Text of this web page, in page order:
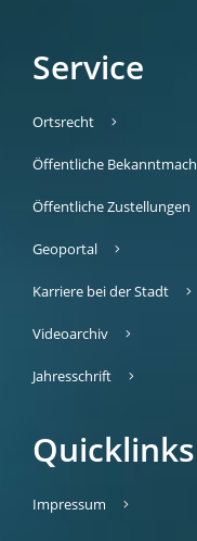
Service
Ortsrecht
Öffentliche
Öffentliche Zustellungen
Geoportal
Karriere bei der Stadt
Videoarchiv
Jahresschrift
Quicklinks
Impressum